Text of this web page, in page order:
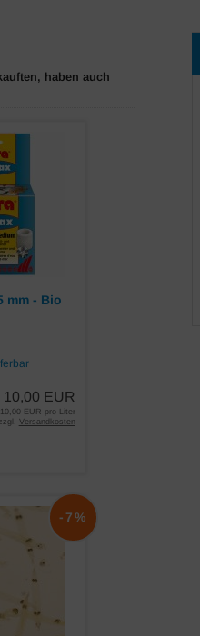
haben auch
mm - Bio
10,00 EUR
10,00 EUR pro Liter
Versandkosten
-7%